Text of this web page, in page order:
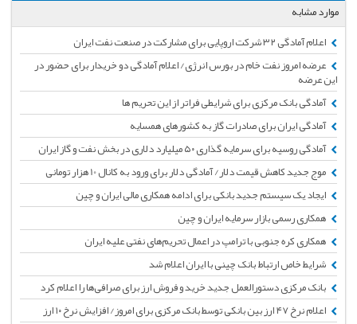
موارد مشابه
اعلام آمادگی ۳۲ شرکت اروپایی برای مشارکت در صنعت نفت ایران
عرضه امروز نفت خام در بورس انرژی/ اعلام آمادگی دو خریدار برای حضور در
این عرضه
آمادگی بانک مرکزی برای شرایطی فراتر از این تحریم ها
آمادگی ایران برای صادرات گاز به کشورهای همسایه
آمادگی روسیه برای سرمایه گذاری ۵۰ میلیارد دلاری در بخش نفت و گاز ایران
موج جدید کاهش قیمت دلار/ آمادگی دلار برای ورود به کانال 10 هزار تومانی
ایجاد یک سیستم جدید بانکی برای ادامه همکاری مالی ایران و چین
همکاری رسمی بازار سرمایه ایران و چین
همکاری کره جنوبی با ترامپ در اعمال تحریم‌های نفتی علیه ایران
شرایط خاص ارتباط بانک چینی با ایران اعلام شد
بانک مرکزی دستورالعمل جدید خرید و فروش ارز برای صرافی‌ها را اعلام کرد
اعلام نرخ ۴۷ ارز بین بانکی توسط بانک مرکزی برای امروز/ افزایش نرخ ۱۰ ارز